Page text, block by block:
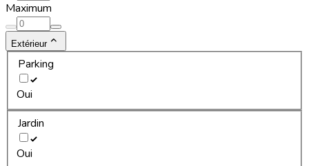
Maximum
Extérieur
Parking
Oui
Jardin
Oui